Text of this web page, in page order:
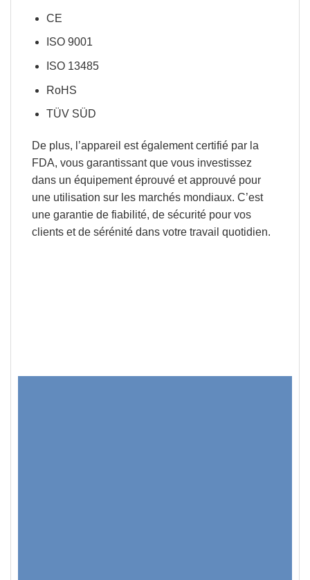
CE
ISO 9001
ISO 13485
RoHS
TÜV SÜD
De plus, l’appareil est également certifié par la
FDA, vous garantissant que vous investissez
dans un équipement éprouvé et approuvé pour
une utilisation sur les marchés mondiaux. C’est
une garantie de fiabilité, de sécurité pour vos
clients et de sérénité dans votre travail quotidien.